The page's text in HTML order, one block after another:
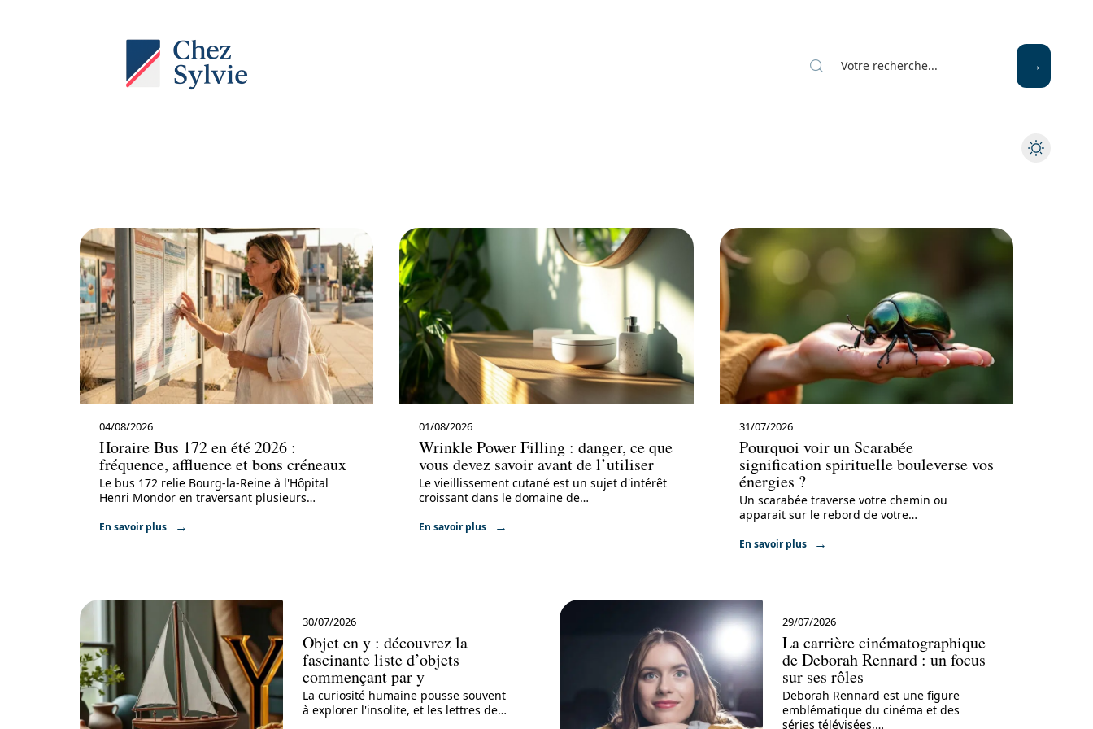
04/08/2026
Horaire Bus 172 en été 2026 :
fréquence, affluence et bons créneaux
Le bus 172 relie Bourg-la-Reine à l'Hôpital
Henri Mondor en traversant plusieurs…
En savoir plus
01/08/2026
Wrinkle Power Filling : danger, ce que
vous devez savoir avant de l’utiliser
Le vieillissement cutané est un sujet d'intérêt
croissant dans le domaine de…
En savoir plus
31/07/2026
Pourquoi voir un Scarabée
signification spirituelle bouleverse vos
énergies ?
Un scarabée traverse votre chemin ou
apparait sur le rebord de votre…
En savoir plus
30/07/2026
Objet en y : découvrez la
fascinante liste d’objets
commençant par y
La curiosité humaine pousse souvent
à explorer l'insolite, et les lettres de…
29/07/2026
La carrière cinématographique
de Deborah Rennard : un focus
sur ses rôles
Deborah Rennard est une figure
emblématique du cinéma et des
séries télévisées,…